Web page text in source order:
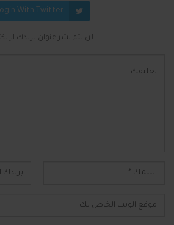
With Twitter
لن يتم نشر عنوان بريدك